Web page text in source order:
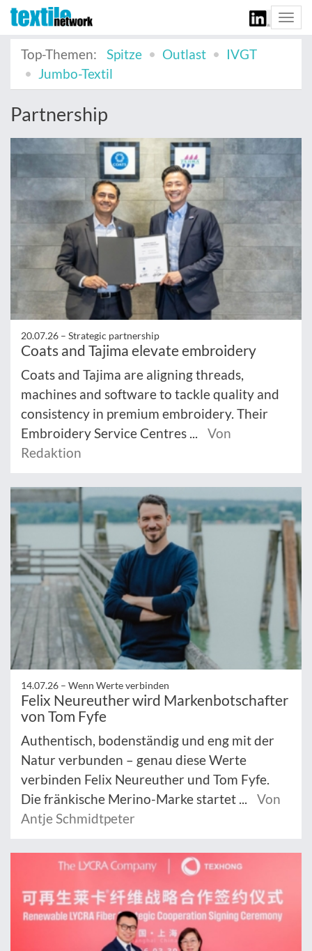
Top-Themen:
Spitze Outlast
IVGT
Jumbo-Textil
Partnership
20.07.26 – Strategic partnership
Coats and Tajima elevate embroidery
Coats and Tajima are aligning threads,
machines and software to tackle quality and
consistency in premium embroidery. Their
Embroidery Service Centres ...
Von
Redaktion
14.07.26 – Wenn Werte verbinden
Felix Neureuther wird Markenbotschafter
von Tom Fyfe
Authentisch, bodenständig und eng mit der
Natur verbunden – genau diese Werte
verbinden Felix Neureuther und Tom Fyfe.
Die fränkische Merino-Marke startet ...
Von
Antje Schmidtpeter